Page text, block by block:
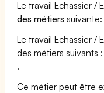
Le travail Echassier /
des métiers
Le travail Echassier /
des métiers suivants
.
Ce métier peut être